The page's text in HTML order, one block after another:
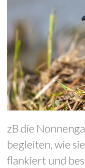
zB die
begleiten, wie
flankiert und